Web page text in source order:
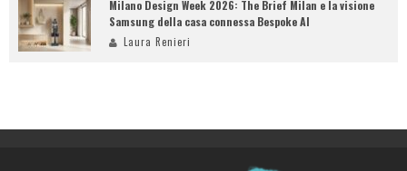
Milano Design Week 2026: The Brief Milan e la visione
Samsung della casa connessa Bespoke AI
Laura Renieri